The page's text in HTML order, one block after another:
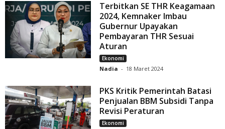
Terbitkan SE THR Keagamaan
2024, Kemnaker Imbau
Gubernur Upayakan
Pembayaran THR Sesuai
Aturan
Ekonomi
Nadia - 18 Maret 2024
PKS Kritik Pemerintah Batasi
Penjualan BBM Subsidi Tanpa
Revisi Peraturan
Ekonomi